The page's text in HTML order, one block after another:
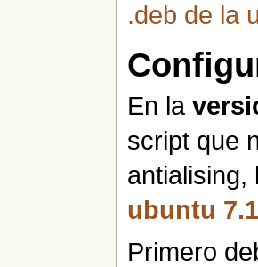
.deb de la
En la
script que
antialising,
ubuntu
Primero